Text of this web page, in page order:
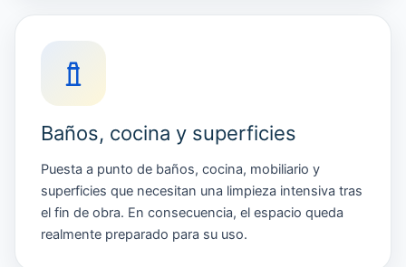
Baños, cocina y superficies
Puesta a punto de baños, cocina, mobiliario y
superficies que necesitan una limpieza intensiva tras
el fin de obra. En consecuencia, el espacio queda
realmente preparado para su uso.